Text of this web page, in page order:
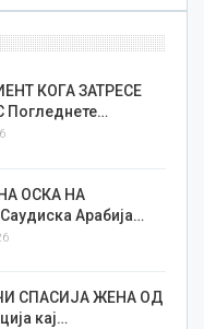
КОГА ЗАТРЕСЕ
ОСКА НА
Арабија…
СПАСИЈА ЖЕНА ОД
кај…